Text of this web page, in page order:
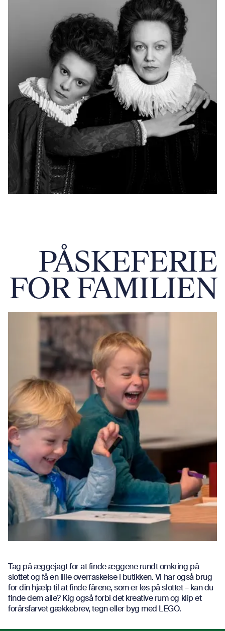
PÅSKEFERIE
FOR FAMILIEN
Tag på æggejagt for at finde æggene rundt omkring på
slottet og få en lille overraskelse i butikken. Vi har også brug
for din hjælp til at finde fårene, som er løs på slottet – kan du
finde dem alle? Kig også forbi det kreative rum og klip et
forårsfarvet gækkebrev, tegn eller byg med LEGO.